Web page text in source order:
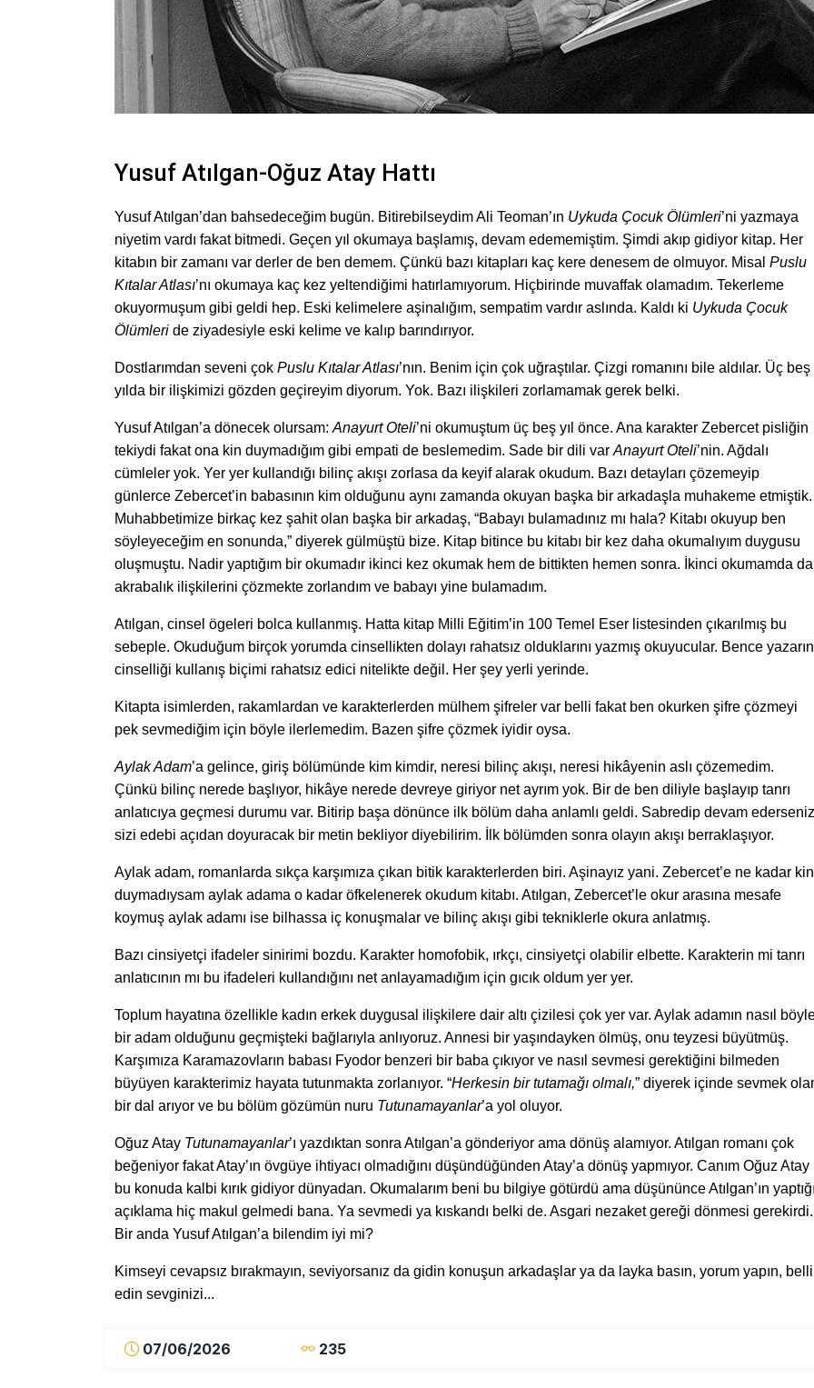
Yusuf Atılgan-Oğuz Atay Hattı
Yusuf Atılgan’dan bahsedeceğim bugün. Bitirebilseydim Ali Teoman’ın Uykuda Çocuk Ölümleri’ni yazmaya
niyetim vardı fakat bitmedi. Geçen yıl okumaya başlamış, devam edememiştim. Şimdi akıp gidiyor kitap. Her
kitabın bir zamanı var derler de ben demem. Çünkü bazı kitapları kaç kere denesem de olmuyor. Misal Puslu
Kıtalar Atlası’nı okumaya kaç kez yeltendiğimi hatırlamıyorum. Hiçbirinde muvaffak olamadım. Tekerleme
okuyormuşum gibi geldi hep. Eski kelimelere aşinalığım, sempatim vardır aslında. Kaldı ki Uykuda Çocuk
Ölümleri de ziyadesiyle eski kelime ve kalıp barındırıyor.
Dostlarımdan seveni çok Puslu Kıtalar Atlası’nın. Benim için çok uğraştılar. Çizgi romanını bile aldılar. Üç beş
yılda bir ilişkimizi gözden geçireyim diyorum. Yok. Bazı ilişkileri zorlamamak gerek belki.
Yusuf Atılgan’a dönecek olursam: Anayurt Oteli’ni okumuştum üç beş yıl önce. Ana karakter Zebercet pisliğin
tekiydi fakat ona kin duymadığım gibi empati de beslemedim. Sade bir dili var Anayurt Oteli’nin. Ağdalı
cümleler yok. Yer yer kullandığı bilinç akışı zorlasa da keyif alarak okudum. Bazı detayları çözemeyip
günlerce Zebercet’in babasının kim olduğunu aynı zamanda okuyan başka bir arkadaşla muhakeme etmiştik.
Muhabbetimize birkaç kez şahit olan başka bir arkadaş, “Babayı bulamadınız mı hala? Kitabı okuyup ben
söyleyeceğim en sonunda,” diyerek gülmüştü bize. Kitap bitince bu kitabı bir kez daha okumalıyım duygusu
oluşmuştu. Nadir yaptığım bir okumadır ikinci kez okumak hem de bittikten hemen sonra. İkinci okumamda da
akrabalık ilişkilerini çözmekte zorlandım ve babayı yine bulamadım.
Atılgan, cinsel ögeleri bolca kullanmış. Hatta kitap Milli Eğitim’in 100 Temel Eser listesinden çıkarılmış bu
sebeple. Okuduğum birçok yorumda cinsellikten dolayı rahatsız olduklarını yazmış okuyucular. Bence yazarın
cinselliği kullanış biçimi rahatsız edici nitelikte değil. Her şey yerli yerinde.
Kitapta isimlerden, rakamlardan ve karakterlerden mülhem şifreler var belli fakat ben okurken şifre çözmeyi
pek sevmediğim için böyle ilerlemedim. Bazen şifre çözmek iyidir oysa.
Aylak Adam’a gelince, giriş bölümünde kim kimdir, neresi bilinç akışı, neresi hikâyenin aslı çözemedim.
Çünkü bilinç nerede başlıyor, hikâye nerede devreye giriyor net ayrım yok. Bir de ben diliyle başlayıp tanrı
anlatıcıya geçmesi durumu var. Bitirip başa dönünce ilk bölüm daha anlamlı geldi. Sabredip devam ederseniz
sizi edebi açıdan doyuracak bir metin bekliyor diyebilirim. İlk bölümden sonra olayın akışı berraklaşıyor.
Aylak adam, romanlarda sıkça karşımıza çıkan bitik karakterlerden biri. Aşinayız yani. Zebercet’e ne kadar kin
duymadıysam aylak adama o kadar öfkelenerek okudum kitabı. Atılgan, Zebercet’le okur arasına mesafe
koymuş aylak adamı ise bilhassa iç konuşmalar ve bilinç akışı gibi tekniklerle okura anlatmış.
Bazı cinsiyetçi ifadeler sinirimi bozdu. Karakter homofobik, ırkçı, cinsiyetçi olabilir elbette. Karakterin mi tanrı
anlatıcının mı bu ifadeleri kullandığını net anlayamadığım için gıcık oldum yer yer.
Toplum hayatına özellikle kadın erkek duygusal ilişkilere dair altı çizilesi çok yer var. Aylak adamın nasıl
bir adam olduğunu geçmişteki bağlarıyla anlıyoruz. Annesi bir yaşındayken ölmüş, onu teyzesi büyütmüş.
Karşımıza Karamazovların babası Fyodor benzeri bir baba çıkıyor ve nasıl sevmesi gerektiğini bilmeden
büyüyen karakterimiz hayata tutunmakta zorlanıyor. “Herkesin bir tutamağı olmalı,” diyerek içinde sevmek
bir dal arıyor ve bu bölüm gözümün nuru Tutunamayanlar’a yol oluyor.
Oğuz Atay Tutunamayanlar’ı yazdıktan sonra Atılgan’a gönderiyor ama dönüş alamıyor. Atılgan romanı çok
beğeniyor fakat Atay’ın övgüye ihtiyacı olmadığını düşündüğünden Atay’a dönüş yapmıyor. Canım Oğuz Atay
bu konuda kalbi kırık gidiyor dünyadan. Okumalarım beni bu bilgiye götürdü ama düşününce Atılgan’ın
açıklama hiç makul gelmedi bana. Ya sevmedi ya kıskandı belki de. Asgari nezaket gereği dönmesi gerekirdi.
Bir anda Yusuf Atılgan’a bilendim iyi mi?
Kimseyi cevapsız bırakmayın, seviyorsanız da gidin konuşun arkadaşlar ya da layka basın, yorum yapın, belli
edin sevginizi...
07/06/2026 235